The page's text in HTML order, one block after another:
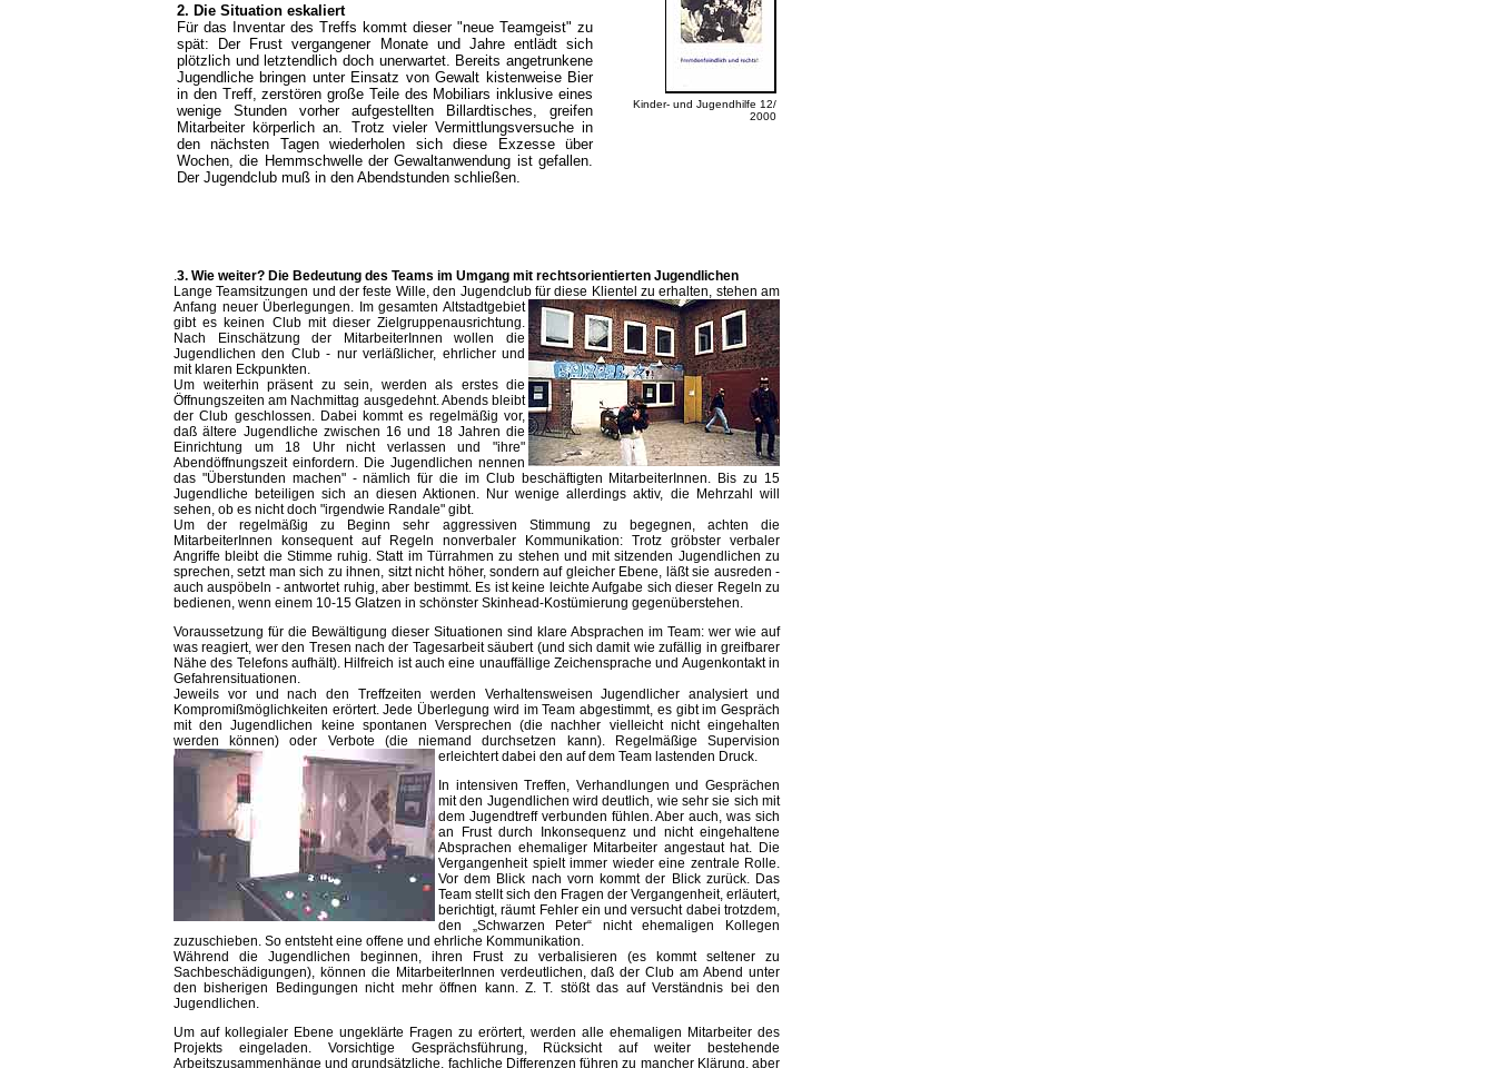
2. Die Situation eskaliert
Für das Inventar des Treffs kommt dieser "neue Teamgeist" zu
spät: Der Frust vergangener Monate und Jahre entlädt sich
plötzlich und letztendlich doch unerwartet. Bereits angetrunkene
Jugendliche bringen unter Einsatz von Gewalt kistenweise Bier
in den Treff, zerstören große Teile des Mobiliars inklusive eines
wenige Stunden vorher aufgestellten Billardtisches, greifen
Mitarbeiter körperlich an. Trotz vieler Vermittlungsversuche in
den nächsten Tagen wiederholen sich diese Exzesse über
Wochen, die Hemmschwelle der Gewaltanwendung ist gefallen.
Der Jugendclub muß in den Abendstunden schließen.
Kinder- und Jugendhilfe 12/
2000
3. Wie weiter? Die Bedeutung des Teams im Umgang mit rechtsorientierten Jugendlichen
Lange Teamsitzungen und der feste Wille, den Jugendclub für diese Klientel zu erhalten, stehen am
Anfang neuer Überlegungen. Im gesamten Altstadtgebiet
gibt es keinen Club mit dieser Zielgruppenausrichtung.
Nach Einschätzung der MitarbeiterInnen wollen die
Jugendlichen den Club - nur verläßlicher, ehrlicher und
mit klaren Eckpunkten.
Um weiterhin präsent zu sein, werden als erstes die
Öffnungszeiten am Nachmittag ausgedehnt. Abends bleibt
der Club geschlossen. Dabei kommt es regelmäßig vor,
daß ältere Jugendliche zwischen 16 und 18 Jahren die
Einrichtung um 18 Uhr nicht verlassen und "ihre"
Abendöffnungszeit einfordern. Die Jugendlichen nennen
das "Überstunden machen" - nämlich für die im Club beschäftigten MitarbeiterInnen. Bis zu 15
Jugendliche beteiligen sich an diesen Aktionen. Nur wenige allerdings aktiv, die Mehrzahl will
sehen, ob es nicht doch "irgendwie Randale" gibt.
Um der regelmäßig zu Beginn sehr aggressiven Stimmung zu begegnen, achten die
MitarbeiterInnen konsequent auf Regeln nonverbaler Kommunikation: Trotz gröbster verbaler
Angriffe bleibt die Stimme ruhig. Statt im Türrahmen zu stehen und mit sitzenden Jugendlichen zu
sprechen, setzt man sich zu ihnen, sitzt nicht höher, sondern auf gleicher Ebene, läßt sie ausreden -
auch auspöbeln - antwortet ruhig, aber bestimmt. Es ist keine leichte Aufgabe sich dieser Regeln zu
bedienen, wenn einem 10-15 Glatzen in schönster Skinhead-Kostümierung gegenüberstehen.
Voraussetzung für die Bewältigung dieser Situationen sind klare Absprachen im Team: wer wie auf
was reagiert, wer den Tresen nach der Tagesarbeit säubert (und sich damit wie zufällig in greifbarer
Nähe des Telefons aufhält). Hilfreich ist auch eine unauffällige Zeichensprache und Augenkontakt in
Gefahrensituationen.
Jeweils vor und nach den Treffzeiten werden Verhaltensweisen Jugendlicher analysiert und
Kompromißmöglichkeiten erörtert. Jede Überlegung wird im Team abgestimmt, es gibt im Gespräch
mit den Jugendlichen keine spontanen Versprechen (die nachher vielleicht nicht eingehalten
werden können) oder Verbote (die niemand durchsetzen kann). Regelmäßige Supervision
erleichtert dabei den auf dem Team lastenden Druck.
In intensiven Treffen, Verhandlungen und Gesprächen
mit den Jugendlichen wird deutlich, wie sehr sie sich mit
dem Jugendtreff verbunden fühlen. Aber auch, was sich
an Frust durch Inkonsequenz und nicht eingehaltene
Absprachen ehemaliger Mitarbeiter angestaut hat. Die
Vergangenheit spielt immer wieder eine zentrale Rolle.
Vor dem Blick nach vorn kommt der Blick zurück. Das
Team stellt sich den Fragen der Vergangenheit, erläutert,
berichtigt, räumt Fehler ein und versucht dabei trotzdem,
den „Schwarzen Peter“ nicht ehemaligen Kollegen
zuzuschieben. So entsteht eine offene und ehrliche Kommunikation.
Während die Jugendlichen beginnen, ihren Frust zu verbalisieren (es kommt seltener zu
Sachbeschädigungen), können die MitarbeiterInnen verdeutlichen, daß der Club am Abend unter
den bisherigen Bedingungen nicht mehr öffnen kann. Z. T. stößt das auf Verständnis bei den
Jugendlichen.
Um auf kollegialer Ebene ungeklärte Fragen zu erörtert, werden alle ehemaligen Mitarbeiter des
Projekts eingeladen. Vorsichtige Gesprächsführung, Rücksicht auf weiter bestehende
Arbeitszusammenhänge und grundsätzliche, fachliche Differenzen führen zu mancher Klärung, aber